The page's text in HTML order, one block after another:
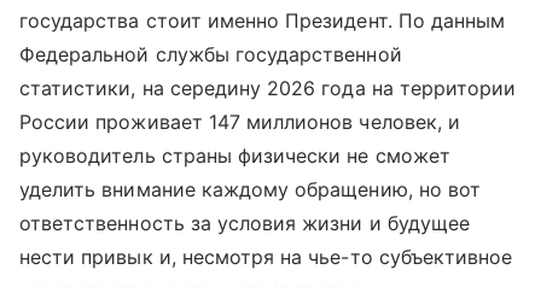
государства стоит именно Президент. По данным
Федеральной службы государственной
статистики, на середину 2026 года на территории
России проживает 147 миллионов человек, и
руководитель страны физически не сможет
уделить внимание каждому обращению, но вот
ответственность за условия жизни и будущее
нести привык и, несмотря на чье-то субъективное